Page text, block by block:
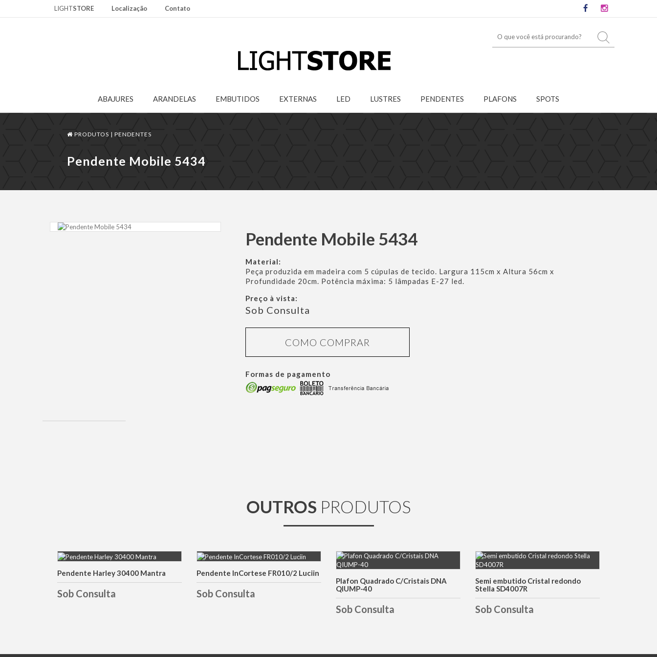
LIGHTSTORE Localização Contato
ABAJURES ARANDELAS EMBUTIDOS EXTERNAS LED LUSTRES PENDENTES PLAFONS SPOTS
PRODUTOS | PENDENTES
Pendente Mobile 5434
Pendente Mobile 5434
Material:
Peça produzida em madeira com 5 cúpulas de tecido. Largura 115cm x Altura 56cm x
Profundidade 20cm. Potência máxima: 5 lâmpadas E-27 led.
Preço à vista:
Sob Consulta
COMO COMPRAR
Formas de pagamento
OUTROS PRODUTOS
DETALHES
Pendente Harley 30400 Mantra
Sob Consulta
DETALHES
Pendente InCortese FR010/2 Luciin
Sob Consulta
DETALHES
Plafon Quadrado C/Cristais DNA
QIUMP-40
Sob Consulta
DETALHES
Semi embutido Cristal redondo
Stella SD4007R
Sob Consulta